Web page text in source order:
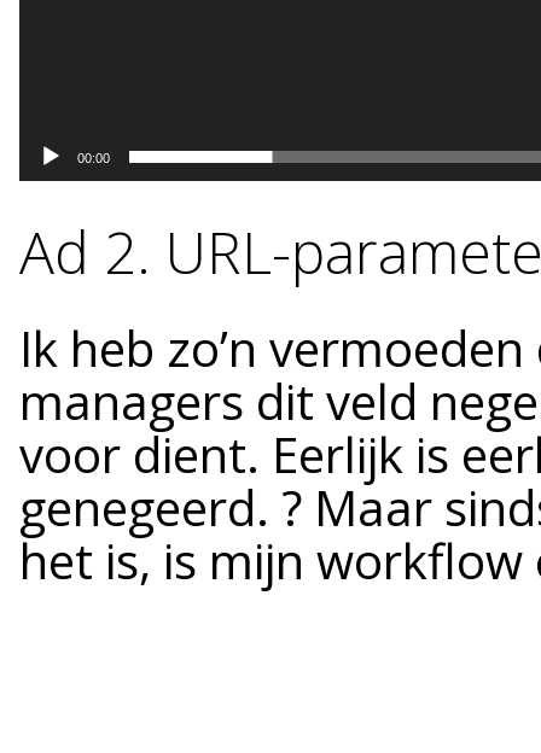
00:00
Ad 2. URL-
Ik heb zo’n
managers dit veld
voor dient. Eerlijk is
genegeerd. ? Maar
het is, is mijn